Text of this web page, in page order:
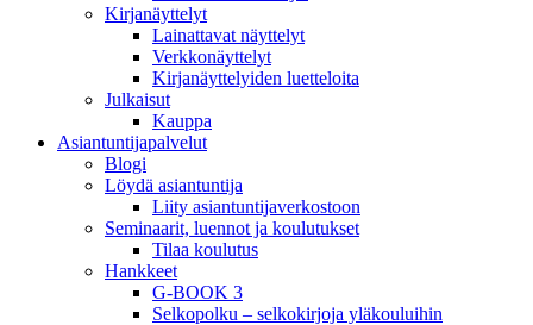
Kirjanäyttelyt
Lainattavat näyttelyt
Verkkonäyttelyt
Kirjanäyttelyiden luetteloita
Julkaisut
Kauppa
Asiantuntija­palvelut
Blogi
Löydä asiantuntija
Liity asiantuntijaverkostoon
Seminaarit, luennot ja koulutukset
Tilaa koulutus
Hankkeet
G-BOOK 3
Selkopolku – selkokirjoja yläkouluihin